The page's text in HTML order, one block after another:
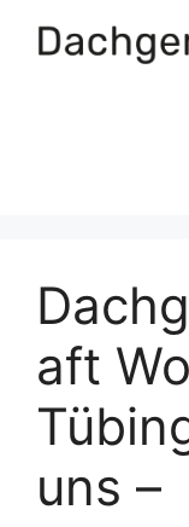
aft
uns –